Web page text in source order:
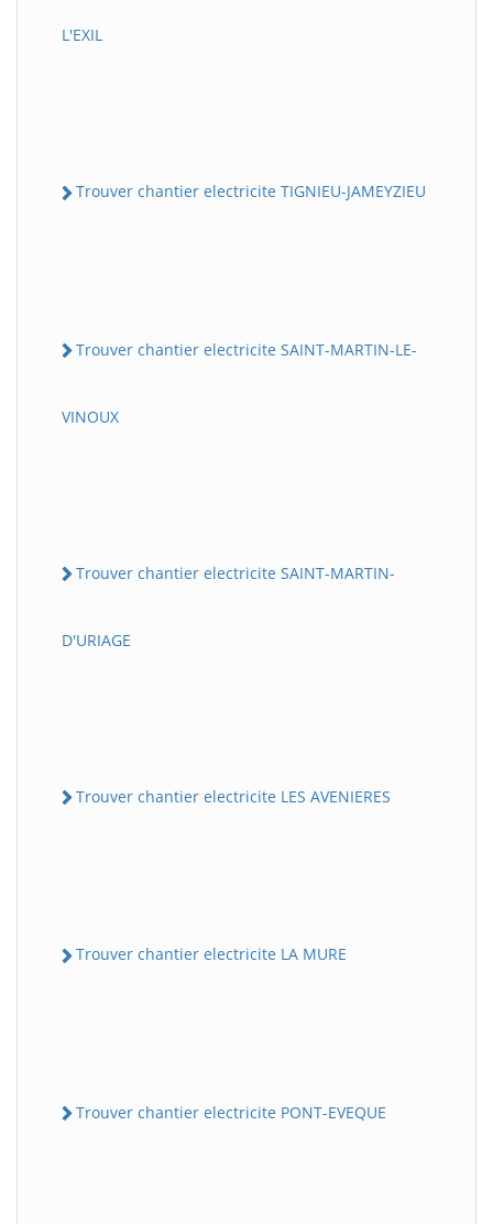
L'EXIL
Trouver chantier electricite TIGNIEU-JAMEYZIEU
Trouver chantier electricite SAINT-MARTIN-LE-
VINOUX
Trouver chantier electricite SAINT-MARTIN-
D'URIAGE
Trouver chantier electricite LES AVENIERES
Trouver chantier electricite LA MURE
Trouver chantier electricite PONT-EVEQUE